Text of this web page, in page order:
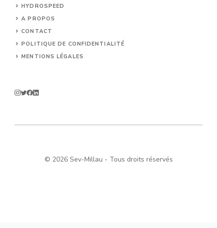
HYDROSPEED
A PROPOS
CONTACT
POLITIQUE DE CONFIDENTIALITÉ
MENTIONS LÉGALES
© 2026 Sev-Millau - Tous droits réservés